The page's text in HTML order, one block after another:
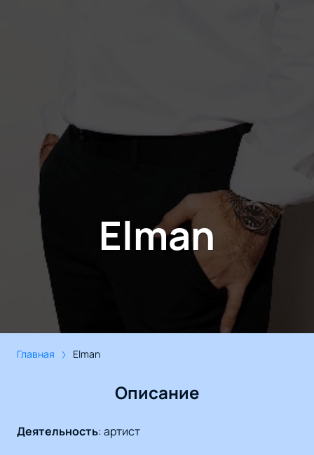
Elman
Главная Elman
Описание
Деятельность:артист